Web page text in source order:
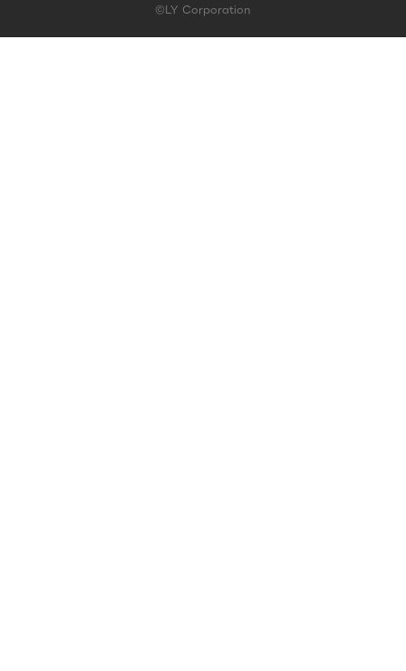
©LY Corporation
このコンテンツは掲載が終了しました | LINE占い